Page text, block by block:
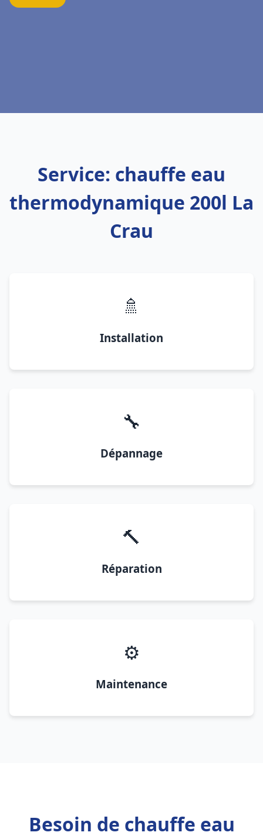
Service: chauffe eau
thermodynamique 200l La
Crau
🚿
Installation
🔧
Dépannage
🔨
Réparation
⚙️
Maintenance
Besoin de chauffe eau